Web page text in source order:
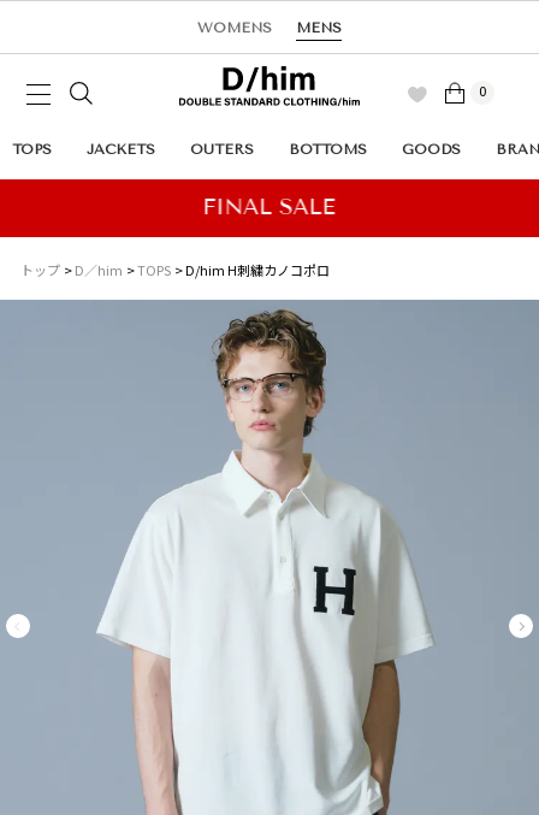
WOMENS MENS
0
TOPS JACKETS OUTERS BOTTOMS GOODS
トップ D／him TOPS D/him H刺繍カノコポロ